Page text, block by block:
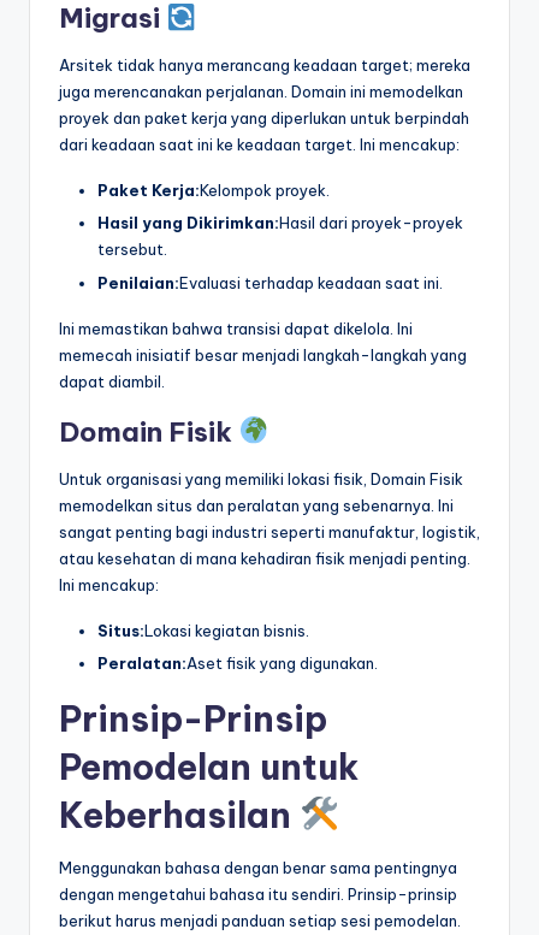
Migrasi
Arsitek tidak hanya merancang keadaan target; mereka
juga merencanakan perjalanan. Domain ini memodelkan
proyek dan paket kerja yang diperlukan untuk berpindah
dari keadaan saat ini ke keadaan target. Ini mencakup:
Paket Kerja:Kelompok proyek.
Hasil yang Dikirimkan:Hasil dari proyek-proyek
tersebut.
Penilaian:Evaluasi terhadap keadaan saat ini.
Ini memastikan bahwa transisi dapat dikelola. Ini
memecah inisiatif besar menjadi langkah-langkah yang
dapat diambil.
Domain Fisik
Untuk organisasi yang memiliki lokasi fisik, Domain Fisik
memodelkan situs dan peralatan yang sebenarnya. Ini
sangat penting bagi industri seperti manufaktur, logistik,
atau kesehatan di mana kehadiran fisik menjadi penting.
Ini mencakup:
Situs:Lokasi kegiatan bisnis.
Peralatan:Aset fisik yang digunakan.
Prinsip-Prinsip
Pemodelan untuk
Keberhasilan
Menggunakan bahasa dengan benar sama pentingnya
dengan mengetahui bahasa itu sendiri. Prinsip-prinsip
berikut harus menjadi panduan setiap sesi pemodelan.